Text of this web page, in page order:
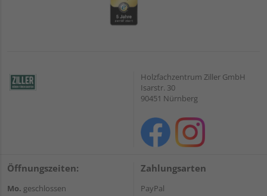
Holzfachzentrum Ziller GmbH
Isarstr. 30
90451 Nürnberg
Öffnungszeiten:
Mo. geschlossen
Zahlungsarten
PayPal